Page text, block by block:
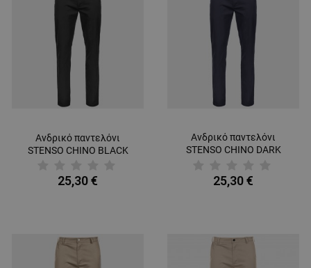
Ανδρικό παντελόνι
STENSO CHINO BLACK
25,30 €
Ανδρικό παντελόνι
STENSO CHINO DARK
25,30 €